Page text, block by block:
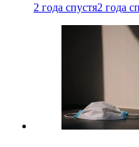
2 года спустя2 года